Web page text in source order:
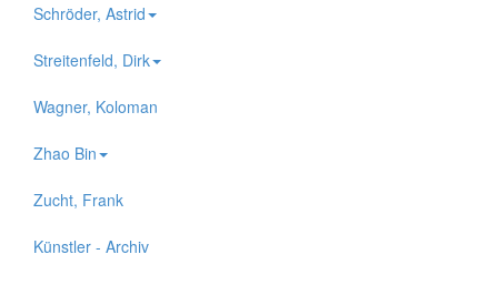
Schröder, Astrid
Streitenfeld, Dirk
Wagner, Koloman
Zhao Bin
Zucht, Frank
Künstler - Archiv